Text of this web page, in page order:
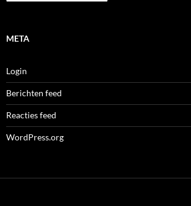
META
Login
Berichten feed
Reacties feed
WordPress.org